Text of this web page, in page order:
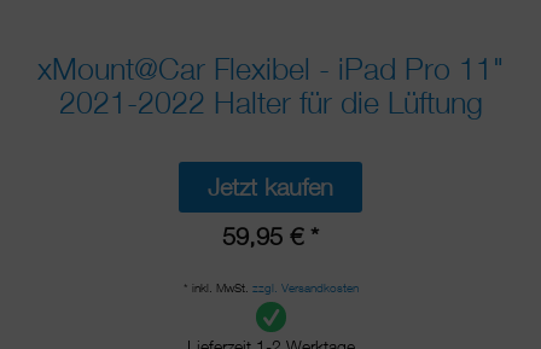
xMount@Car Flexibel - iPad Pro 11"
2021-2022 Halter für die Lüftung
Jetzt kaufen
59,95 € *
* inkl. MwSt. zzgl. Versandkosten